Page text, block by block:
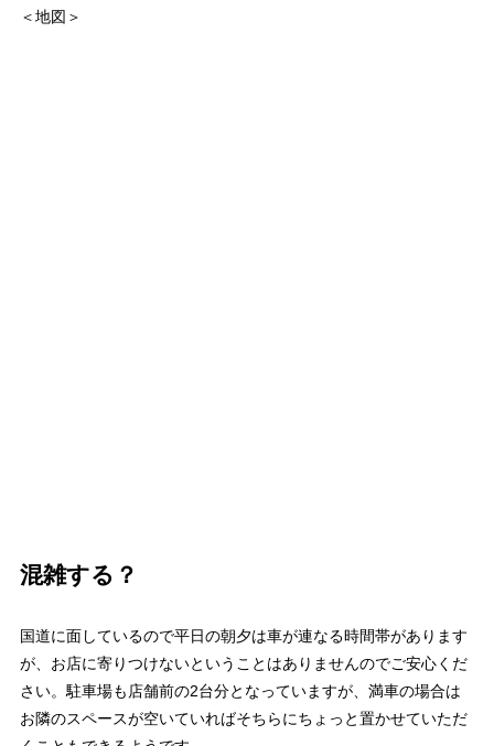
＜地図＞
混雑する？
国道に面しているので平日の朝夕は車が連なる時間帯があります
が、お店に寄りつけないということはありませんのでご安心くだ
さい。駐車場も店舗前の2台分となっていますが、満車の場合は
お隣のスペースが空いていればそちらにちょっと置かせていただ